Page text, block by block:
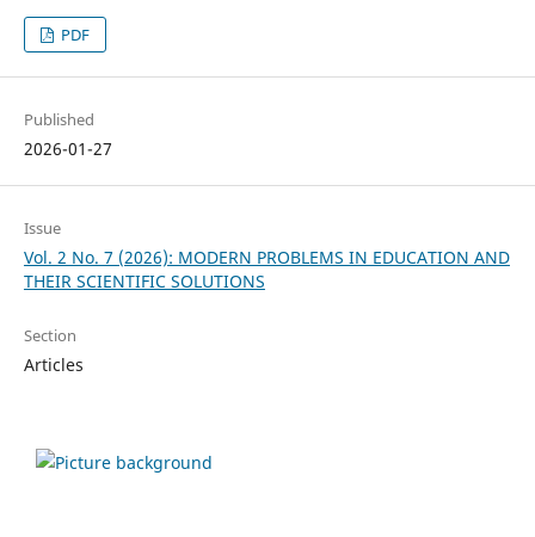
PDF
Published
2026-01-27
Issue
Vol. 2 No. 7 (2026): MODERN PROBLEMS IN EDUCATION AND
THEIR SCIENTIFIC SOLUTIONS
Section
Articles